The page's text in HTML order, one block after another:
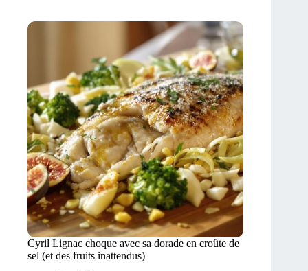
Cyril Lignac choque avec sa dorade en croûte de
sel (et des fruits inattendus)